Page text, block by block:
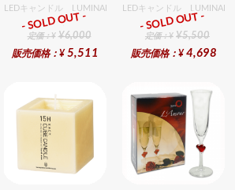
LEDキャンドル LUMINARA（ルミナラ） ピンク ピラ
ギフト
定価：¥ ¥6,000
販売価格：¥ 5,511
- SOLD OUT -
LEDキャンドル
ギフト
定価：¥ ¥5,500
販売価格：¥ 4,698
- SOLD OUT -